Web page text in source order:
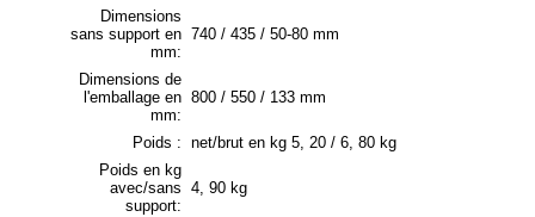
Dimensions
sans support en
mm:
740 / 435 / 50-80 mm
Dimensions de
l'emballage en
mm:
800 / 550 / 133 mm
Poids : net/brut en kg 5, 20 / 6, 80 kg
Poids en kg
avec/sans
support:
4, 90 kg